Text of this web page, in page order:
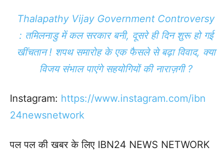
Thalapathy Vijay Government Controversy
: तमिलनाडु में कल सरकार बनी, दूसरे ही दिन शुरू हो गई
खींचतान ! शपथ समारोह के एक फैसले से बढ़ा विवाद, क्या
विजय संभाल पाएंगे सहयोगियों की नाराज़गी ?
Instagram: https://www.instagram.com/ibn
24newsnetwork
पल पल की खबर के लिए IBN24 NEWS NETWORK